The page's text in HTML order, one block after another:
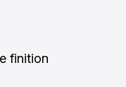
finition